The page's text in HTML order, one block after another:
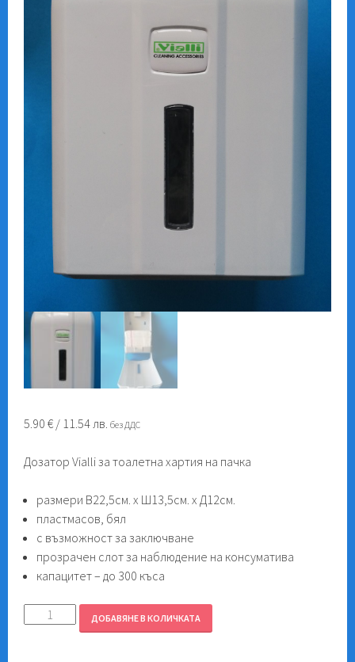
5.90€ / 11.54 лв.без ДДС
Дозатор Vialli за тоалетна хартия на пачка
размери В22,5см. х Ш13,5см. x Д12см.
пластмасов, бял
с възможност за заключване
прозрачен слот за наблюдение на консуматива
капацитет – до 300 къса
количество
ДОБАВЯНЕ В КОЛИЧКАТА